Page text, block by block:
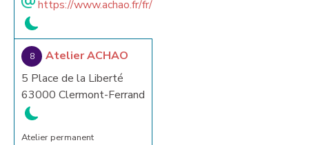
https://www.achao.fr/fr/
8
Atelier ACHAO
5 Place de la Liberté
63000 Clermont-Ferrand
Atelier permanent